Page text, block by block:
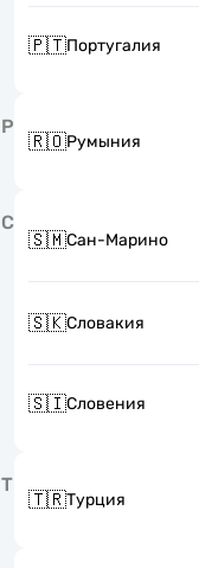
🇵🇹Португалия
Р
🇷🇴Румыния
С
🇸🇲Сан-Марино
🇸🇰Словакия
🇸🇮Словения
Т
🇹🇷Турция